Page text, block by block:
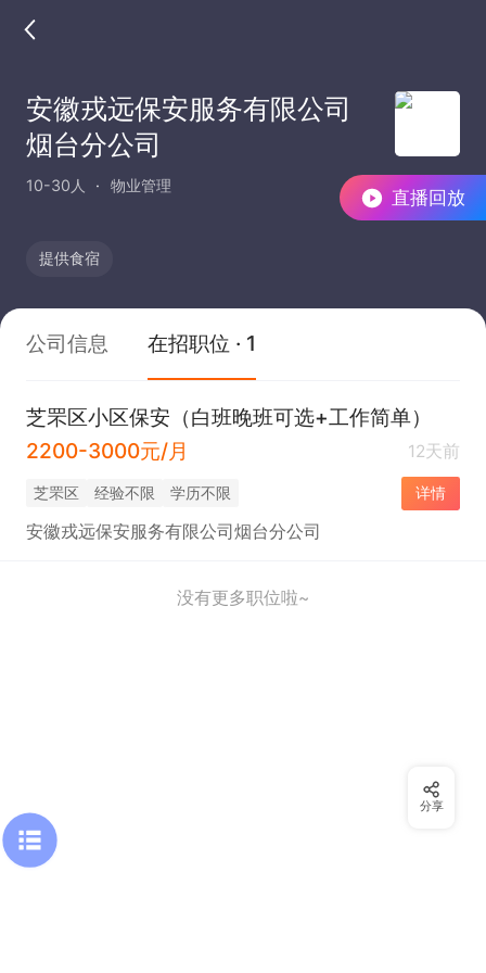
直播回放
安徽戎远保安服务有限公司
烟台分公司
10-30人 物业管理
提供食宿
公司信息 在招职位 · 1
芝罘区小区保安（白班晚班可选+工作简单）
2200-3000元/月
12天前
芝罘区 经验不限 学历不限 详情
安徽戎远保安服务有限公司烟台分公司
没有更多职位啦~
分享